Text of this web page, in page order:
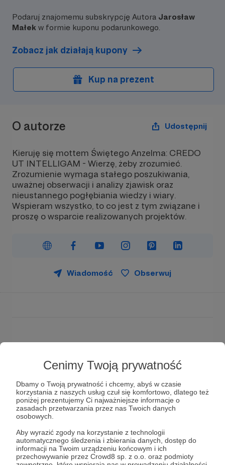
Cenimy Twoją prywatność
Dbamy o Twoją prywatność i chcemy, abyś w czasie
korzystania z naszych usług czuł się komfortowo, dlatego też
poniżej prezentujemy Ci najważniejsze informacje o
zasadach przetwarzania przez nas Twoich danych
osobowych.
Aby wyrazić zgody na korzystanie z technologii
automatycznego śledzenia i zbierania danych, dostęp do
informacji na Twoim urządzeniu końcowym i ich
przechowywanie przez Crowd8 sp. z o.o. oraz podmioty
Podaruj znajomemu subskrypcję Autora Jarosław
Małek w formie kuponu podarunkowego.
Zobacz jak działają kupony
Kup na prezent
O autorze Udostępnij
Kieruję się mottem Świętego Anzelma: CREDO
UT INTELLIGAM - Wierzę, żeby zrozumieć.
Zrozumienie wymaga stałego poszukiwania,
uważnej obserwacji i analizy zjawisk oraz
nieustannego pogłębiania wiedzy i wiary.
Wspieram wszystko, to co jest z tym związane i
proszę o wsparcie realizowanych projektów.
Wiadomość Obserwuj
Jarosław Małek - inżynier budownictwa,
certyfikowany mistrz budownictwa pasywnego,
dyplomowany cieśla konstrukcyjny i brakarz
drewna, przedsiębiorca. Mąż, ojciec, dziadek.
Publikuję w zakresie renowacji zabytków
architektury drewnianej i ich wzmacniania za
pomocą kompozytów. Prowadzęblogz
codziennymi rozważaniami opartymi na Biblii i